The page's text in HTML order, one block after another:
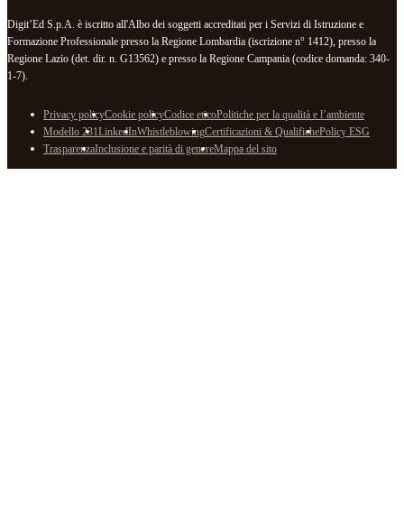
Digit’Ed S.p.A. è iscritto all'Albo dei soggetti accreditati per i Servizi di Istruzione e
Formazione Professionale presso la Regione Lombardia (iscrizione n° 1412), presso la
Regione Lazio (det. dir. n. G13562) e presso la Regione Campania (codice domanda: 340-
1-7).
Privacy policyCookie policyCodice eticoPolitiche per la qualità e l’ambiente
Modello 231LinkedInWhistleblowingCertificazioni & QualifichePolicy ESG
TrasparenzaInclusione e parità di genereMappa del sito